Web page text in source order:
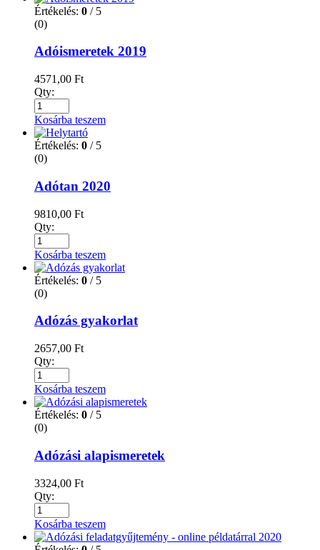
Értékelés: 0 / 5
(0)
Adóismeretek 2019
4571,00 Ft
Qty:
Kosárba teszem
Értékelés: 0 / 5
(0)
Adótan 2020
9810,00 Ft
Qty:
Kosárba teszem
Értékelés: 0 / 5
(0)
Adózás gyakorlat
2657,00 Ft
Qty:
Kosárba teszem
Értékelés: 0 / 5
(0)
Adózási alapismeretek
3324,00 Ft
Qty:
Kosárba teszem